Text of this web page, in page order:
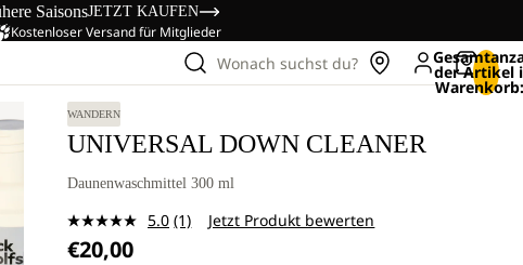
SaisonsJETZT KAUFEN
Kostenloser Versand für Mitglieder
Wonach suchst du? der Artikel
WANDERN
UNIVERSAL DOWN CLEANER
Daunenwaschmittel 300 ml
5.0 Bewertung
(1) Jetzt Produkt bewerten
€20,00